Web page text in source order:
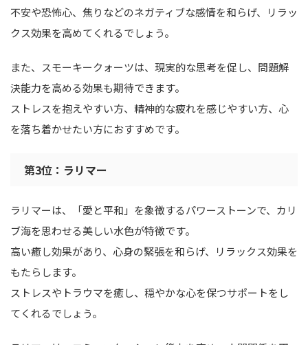
不安や恐怖心、焦りなどのネガティブな感情を和らげ、リラッ
クス効果を高めてくれるでしょう。
また、スモーキークォーツは、現実的な思考を促し、問題解
決能力を高める効果も期待できます。
ストレスを抱えやすい方、精神的な疲れを感じやすい方、心
を落ち着かせたい方におすすめです。
第3位：ラリマー
ラリマーは、「愛と平和」を象徴するパワーストーンで、カリ
ブ海を思わせる美しい水色が特徴です。
高い癒し効果があり、心身の緊張を和らげ、リラックス効果を
もたらします。
ストレスやトラウマを癒し、穏やかな心を保つサポートをし
てくれるでしょう。